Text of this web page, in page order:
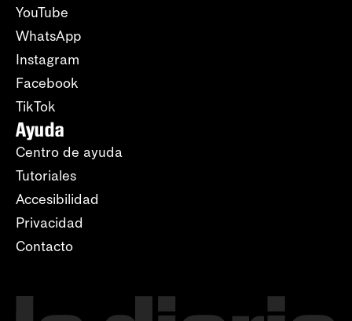
YouTube
WhatsApp
Instagram
Facebook
TikTok
Ayuda
Centro de ayuda
Tutoriales
Accesibilidad
Privacidad
Contacto